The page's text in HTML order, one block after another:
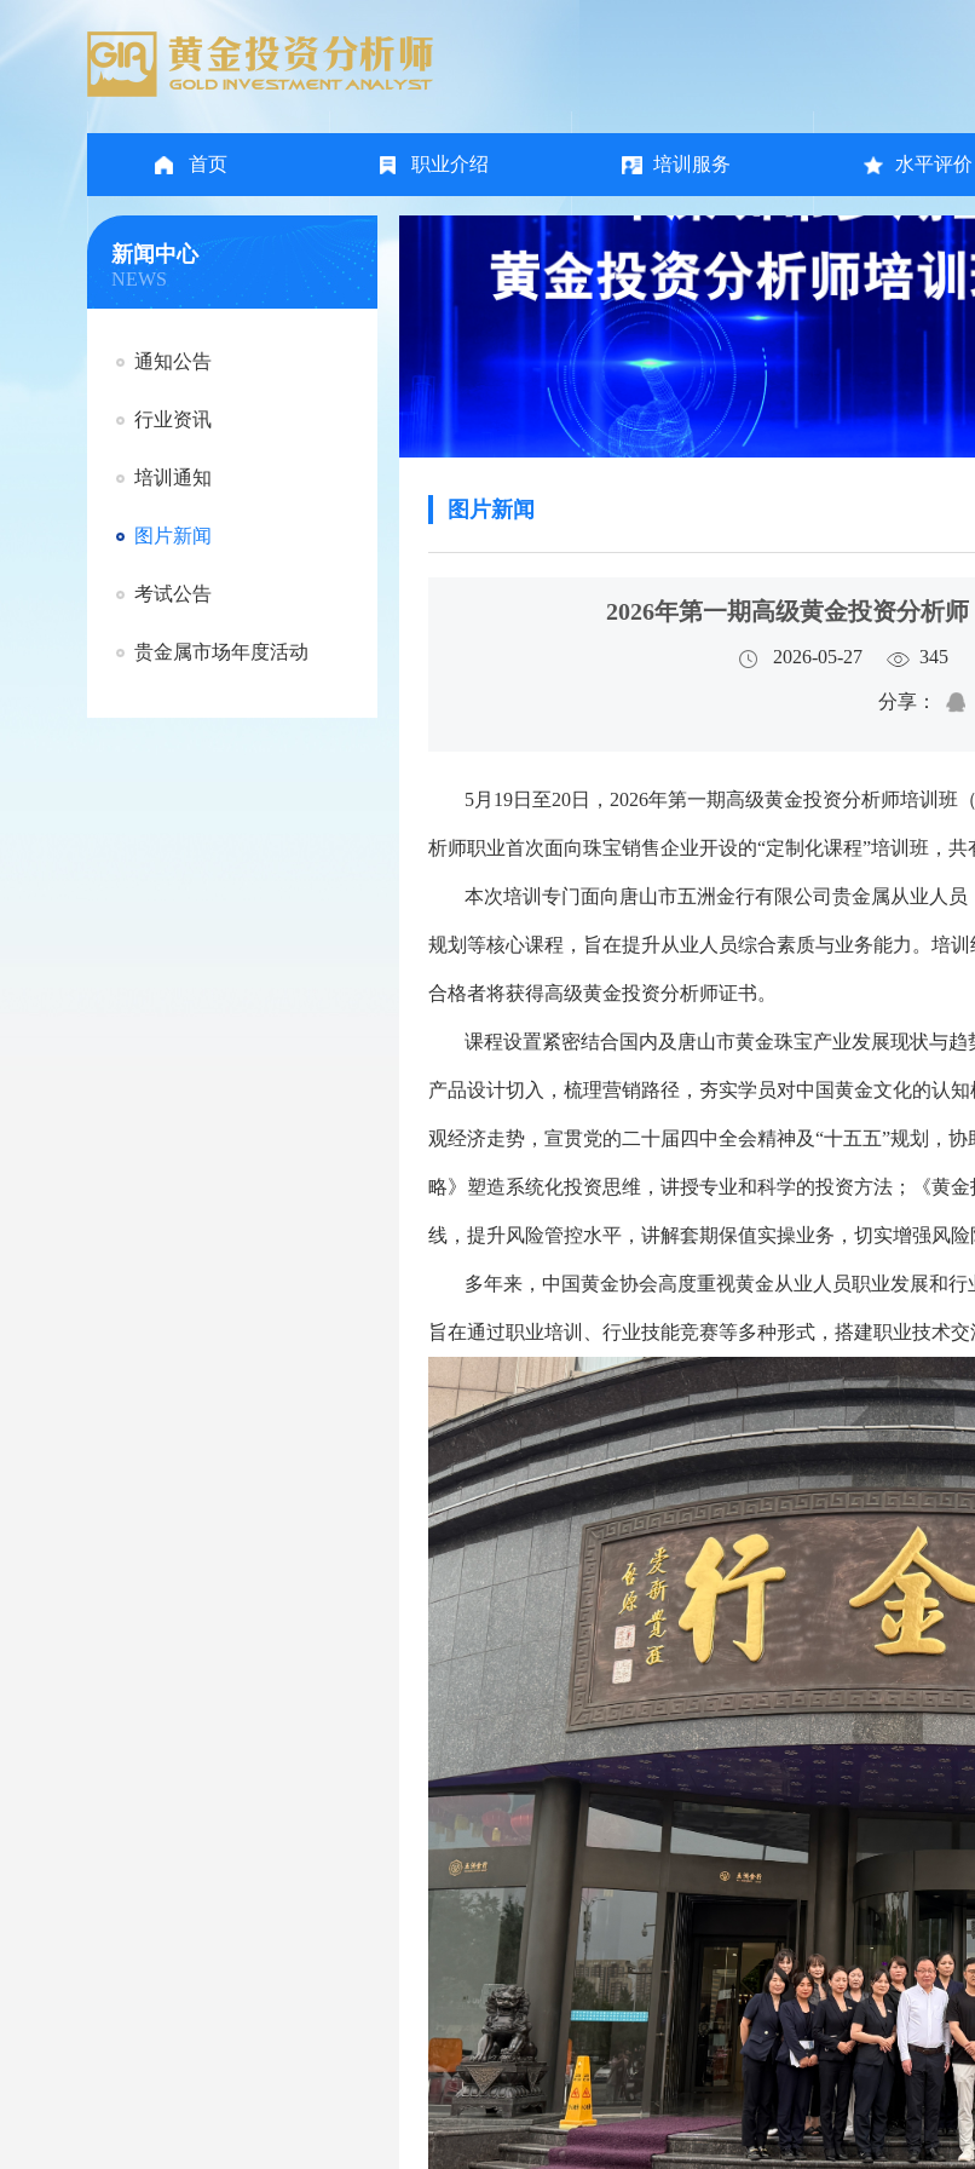
首页 职业介绍 培训服务 水平评价
新闻中心
NEWS
通知公告
行业资讯
培训通知
图片新闻
考试公告
贵金属市场年度活动
图片新闻
2026年第一期高级黄金投资分析
2026-05-27 345
分享：
5月19日至20日，2026年第一期高级黄金投资分析师培训
析师职业首次面向珠宝销售企业开设的“定制化课程”培训班，共
本次培训专门面向唐山市五洲金行有限公司贵金属从业人
规划等核心课程，旨在提升从业人员综合素质与业务能力。培
合格者将获得高级黄金投资分析师证书。
课程设置紧密结合国内及唐山市黄金珠宝产业发展现状与
产品设计切入，梳理营销路径，夯实学员对中国黄金文化的认
观经济走势，宣贯党的二十届四中全会精神及“十五五”规划，
略》塑造系统化投资思维，讲授专业和科学的投资方法；《黄
线，提升风险管控水平，讲解套期保值实操业务，切实增强风险
多年来，中国黄金协会高度重视黄金从业人员职业发展和
旨在通过职业培训、行业技能竞赛等多种形式，搭建职业技术